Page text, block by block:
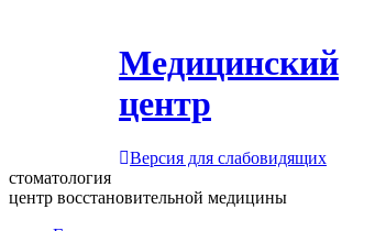
Медицинский
центр
Версия для слабовидящих
стоматология
центр восстановительной медицины